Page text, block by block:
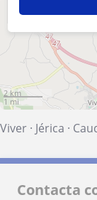
+ −
2 km
1 mi
Viver · Jérica ·
Contacta